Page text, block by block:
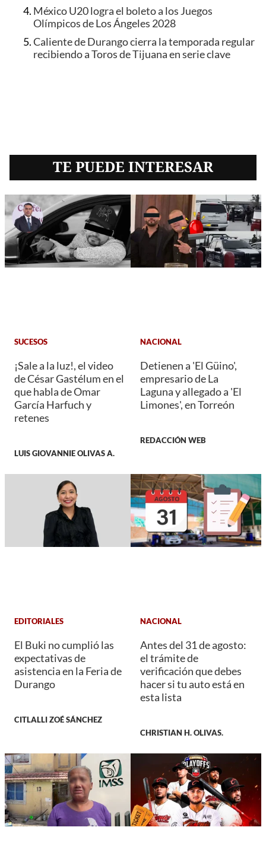
México U20 logra el boleto a los Juegos
Olímpicos de Los Ángeles 2028
Caliente de Durango cierra la temporada regular
recibiendo a Toros de Tijuana en serie clave
TE PUEDE INTERESAR
SUCESOS
¡Sale a la luz!, el video
de César Gastélum en el
que habla de Omar
García Harfuch y
retenes
LUIS GIOVANNIE OLIVAS A.
NACIONAL
Detienen a 'El Güino',
empresario de La
Laguna y allegado a 'El
Limones', en Torreón
REDACCIÓN WEB
EDITORIALES
El Buki no cumplió las
expectativas de
asistencia en la Feria de
Durango
CITLALLI ZOÉ SÁNCHEZ
NACIONAL
Antes del 31 de agosto:
el trámite de
verificación que debes
hacer si tu auto está en
esta lista
CHRISTIAN H. OLIVAS.